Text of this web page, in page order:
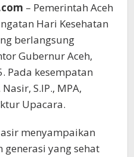
– Pemerintah Aceh
Hari Kesehatan
berlangsung
Gubernur Aceh,
Pada kesempatan
S.IP., MPA,
Upacara.
menyampaikan
yang sehat